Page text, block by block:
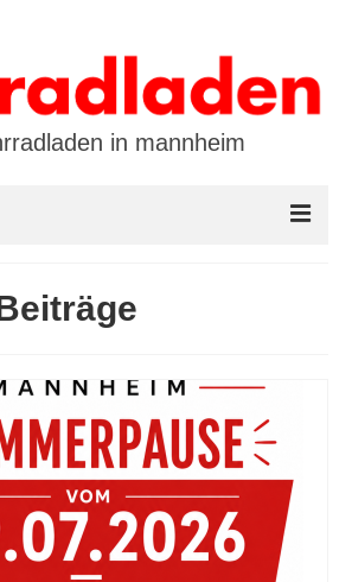
in mannheim
kontakt